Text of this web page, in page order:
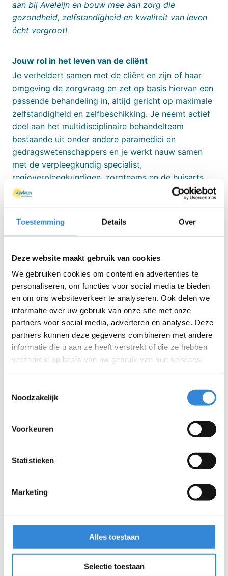
Toestemming Details Over
Deze website maakt gebruik van cookies
We gebruiken cookies om content en advertenties te
personaliseren, om functies voor social media te bieden
en om ons websiteverkeer te analyseren. Ook delen we
informatie over uw gebruik van onze site met onze
partners voor social media, adverteren en analyse. Deze
partners kunnen deze gegevens combineren met andere
informatie die u aan ze heeft verstrekt of die ze hebben
verzameld op basis van uw gebruik van hun services.
Noodzakelijk
Voorkeuren
Statistieken
Marketing
Alles toestaan
Selectie toestaan
aan bij Aveleijn en bouw mee aan zorg die
gezondheid, zelfstandigheid en kwaliteit van leven
écht vergroot!
Jouw rol in het leven van de cliënt
Je verheldert samen met de cliënt en zijn of haar
omgeving de zorgvraag en zet op basis hiervan een
passende behandeling in, altijd gericht op maximale
zelfstandigheid en zelfbeschikking. Je neemt actief
deel aan het multidisciplinaire behandelteam
bestaande uit onder andere paramedici en
gedragswetenschappers en je werkt nauw samen
met de verpleegkundig specialist,
regioverpleegkundigen, zorgteams en de huisarts.
Bij Aveleijn hebben cliënten een eigen huisarts. Jij
richt je als arts binnen de medische dienst op de
meer complexe medische vraagstukken. Je levert
standaardpraktijk en draagt zo direct bij aan het
vergroten van de gezondheid, zelfstandigheid en
kwaliteit van leven van onze cliënten.
Daarnaast sta je collega’s bij als adviseur en coach,
zodat zij hun werk met vertrouwen en
deskundigheid kunnen uitvoeren. Je levert een
bijdrage aan de inhoudelijke ontwikkeling van de
vakgroep artsen en denkt actief mee over
medische controles uit die verband houden met het
syndroom, de oorzaak van de verstandelijke
consulten, multidisciplinaire overleggen,
Welkom bij de afdeling Zorgondersteuning en
Behandeling (ZOB)
samenwerking, ontwikkeling en reflectie centraal
staan. Hier werken ruim 100 enthousiaste collega’s,